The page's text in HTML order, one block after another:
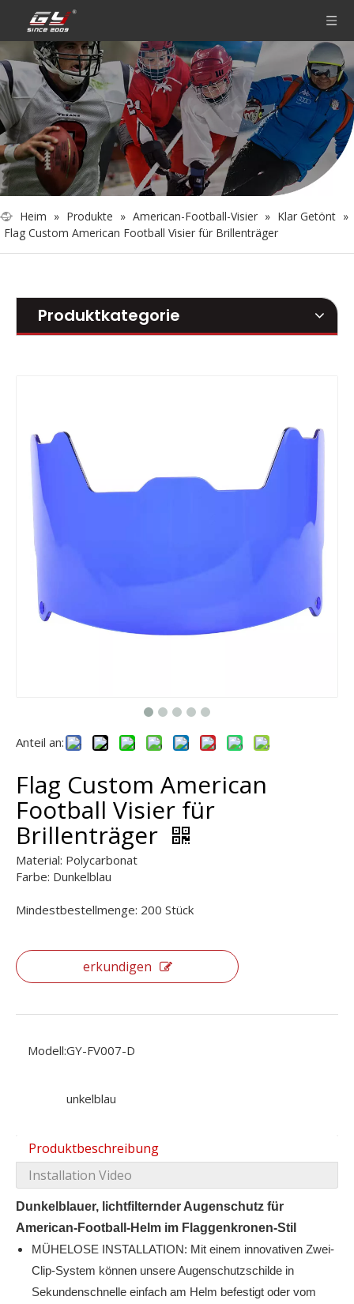
Heim » Produkte » American-Football-Visier » Klar Getönt »
Flag Custom American Football Visier für Brillenträger
Produktkategorie
Anteil an:
Flag Custom American
Football Visier für
Brillenträger
Material: Polycarbonat
Farbe: Dunkelblau
Mindestbestellmenge: 200 Stück
erkundigen
Modell:GY-FV007-D
unkelblau
Produktbeschreibung
Installation Video
Dunkelblauer, lichtfilternder Augenschutz für
American-Football-Helm im Flaggenkronen-Stil
MÜHELOSE INSTALLATION: Mit einem innovativen Zwei-
Clip-System können unsere Augenschutzschilde in
Sekundenschnelle einfach am Helm befestigt oder vom